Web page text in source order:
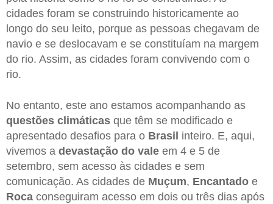
cidades foram se construindo historicamente ao
longo do seu leito, porque as pessoas chegavam de
navio e se deslocavam e se constituíam na margem
do rio. Assim, as cidades foram convivendo com o
rio.
No entanto, este ano estamos acompanhando as
questões climáticas que têm se modificado e
apresentado desafios para o Brasil inteiro. E, aqui,
vivemos a devastação do vale em 4 e 5 de
setembro, sem acesso às cidades e sem
comunicação. As cidades de Muçum, Encantado e
Roca conseguiram acesso em dois ou três dias após